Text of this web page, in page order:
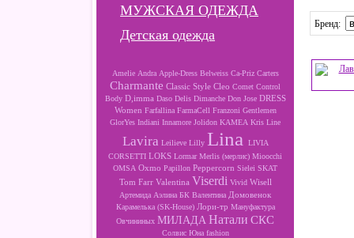
МУЖСКАЯ ОДЕЖДА
Детская одежда
Amelie Andra Apple-Dress Belweiss Ca-Priz Carters
Charmante Classic Style Cleo Comet Control
Body D,imma Daso Delis Dimanche Don Jose DRESS
Women Farfallina FarmaCell Franzoni Gentlemen
GlorYes Indiani Innamore Jolidon KAMEA Kris Line
Lavira Leilieve Lilly Lina
LIVIA
CORSETTI LOKS Lormar Merlis (мерлис) Mioocchi
OMSA Oxmo Papillon Peppercorn Sielei SKAT
Tom Farr Valentina Viserdi Vivid Wisell
Артемида Аэлина БК Валентина Домовенок
Карамелька (SK-House) Лори-тр Мануфактура
Овчининых МИЛАДА Натали СКС
Солвис Юна fashion
Бренд: